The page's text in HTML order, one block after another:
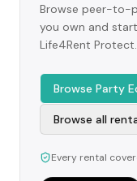
Browse peer-to-
you own and
Life4Rent Protect.
Browse Party
Browse all
Every rental